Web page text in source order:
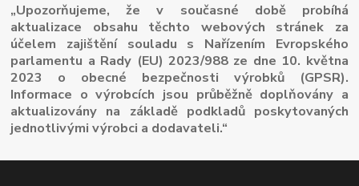
„Upozorňujeme, že v současné době probíhá
aktualizace obsahu těchto webových stránek za
účelem zajištění souladu s Nařízením Evropského
parlamentu a Rady (EU) 2023/988 ze dne 10. května
2023 o obecné bezpečnosti výrobků (GPSR).
Informace o výrobcích jsou průběžně doplňovány a
aktualizovány na základě podkladů poskytovaných
jednotlivými výrobci a dodavateli.“